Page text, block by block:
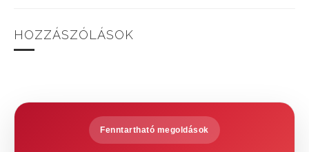
HOZZÁSZÓLÁSOK
Fenntartható megoldások